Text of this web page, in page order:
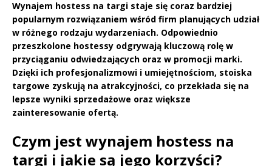
Wynajem hostess na targi staje się coraz bardziej
popularnym rozwiązaniem wśród firm planujących udział
w różnego rodzaju wydarzeniach. Odpowiednio
przeszkolone hostessy odgrywają kluczową rolę w
przyciąganiu odwiedzających oraz w promocji marki.
Dzięki ich profesjonalizmowi i umiejętnościom, stoiska
targowe zyskują na atrakcyjności, co przekłada się na
lepsze wyniki sprzedażowe oraz większe
zainteresowanie ofertą.
Czym jest wynajem hostess na
targi i jakie są jego korzyści?